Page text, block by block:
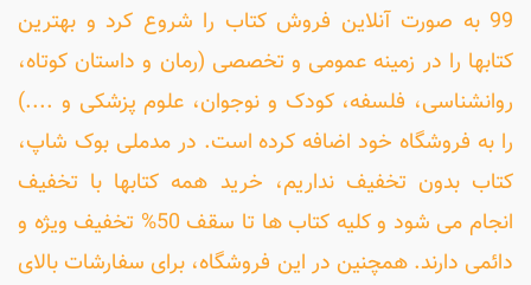
99 به صورت آنلاین فروش کتاب را شروع کرد و بهترین
کتابها را در زمینه عمومی و تخصصی (رمان و داستان کوتاه،
روانشناسی، فلسفه، کودک و نوجوان، علوم پزشکی و ....)
را به فروشگاه خود اضافه کرده است. در مدملی بوک شاپ،
کتاب بدون تخفیف نداریم، خرید همه کتابها با تخفیف
انجام می شود و کلیه کتاب ها تا سقف 50% تخفیف ویژه و
دائمی دارند. همچنین در این فروشگاه، برای سفارشات بالای